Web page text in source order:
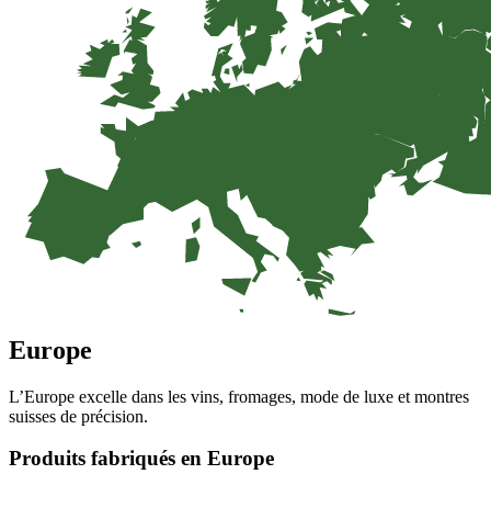
Europe
L’Europe excelle dans les vins, fromages, mode de luxe et montres
suisses de précision.
Produits fabriqués en Europe